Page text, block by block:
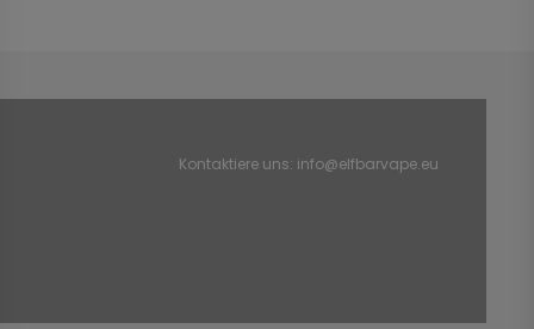
Kontaktiere uns: info@elfbarvape.eu